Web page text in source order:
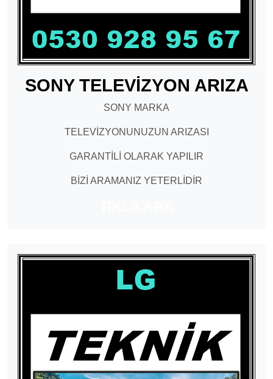
SONY TELEVİZYON ARIZA
SONY MARKA
TELEVİZYONUNUZUN ARIZASI
GARANTİLİ OLARAK YAPILIR
BİZİ ARAMANIZ YETERLİDİR